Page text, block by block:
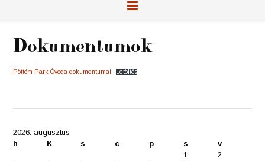
Dokumentumok
Pöttöm Park Óvoda dokumentumai Letöltés
2026. augusztus
h
K s c p s
v
1
2